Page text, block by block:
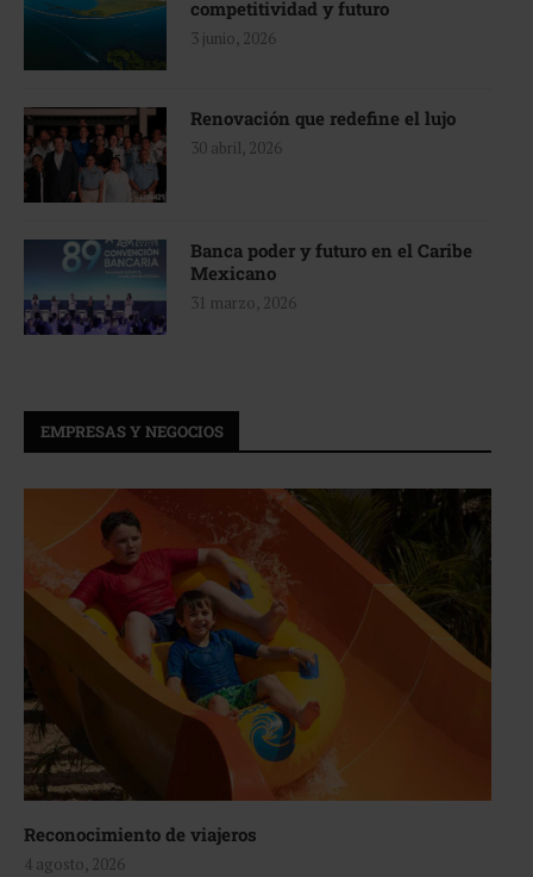
competitividad y futuro
3 junio, 2026
Renovación que redefine el lujo
30 abril, 2026
Banca poder y futuro en el Caribe
Mexicano
31 marzo, 2026
EMPRESAS Y NEGOCIOS
Reconocimiento de viajeros
4 agosto, 2026